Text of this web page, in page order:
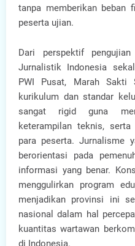
tanpa memberikan beban
peserta ujian.
Dari perspektif
Jurnalistik Indonesia
PWI Pusat, Marah Sakti
kurikulum dan standar
sangat rigid guna
keterampilan teknis,
para peserta. Jurnalisme
berorientasi pada
informasi yang benar.
menggulirkan program
menjadikan provinsi ini
nasional dalam hal
kuantitas wartawan